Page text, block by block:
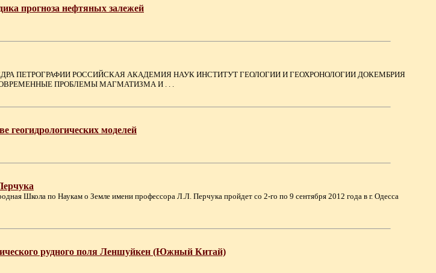
прогноза нефтяных залежей
ПЕТРОГРАФИИ РОССИЙСКАЯ АКАДЕМИЯ НАУК ИНСТИТУТ ГЕОЛОГИИ И ГЕОХРОНОЛОГИИ ДОКЕМБРИЯ
ПРОБЛЕМЫ МАГМАТИЗМА И . . .
геогидрологических моделей
Школа по Наукам о Земле имени профессора Л.Л. Перчука пройдет со 2-го по 9 сентября 2012 года в г. Одесса
рудного поля Леншуйкен (Южный Китай)